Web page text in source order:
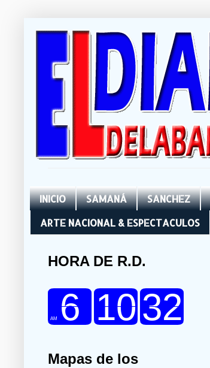
INICIO SAMANÁ SANCHEZ
ARTE NACIONAL & ESPECTACULOS
HORA DE R.D.
Mapas de los